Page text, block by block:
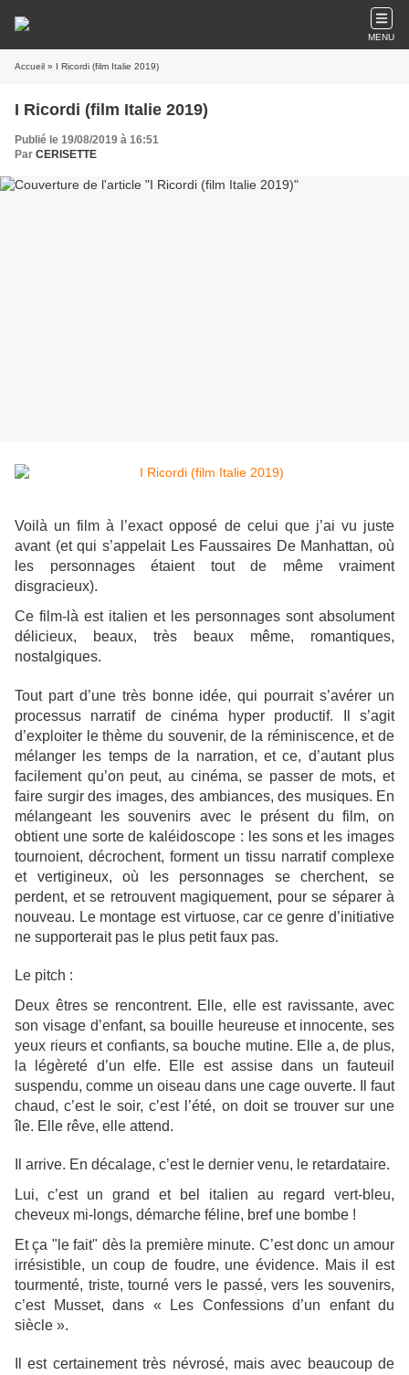
MENU
Accueil » I Ricordi (film Italie 2019)
I Ricordi (film Italie 2019)
Publié le 19/08/2019 à 16:51
Par CERISETTE
Voilà un film à l’exact opposé de celui que j’ai vu juste
avant (et qui s’appelait Les Faussaires De Manhattan, où
les personnages étaient tout de même vraiment
disgracieux).
Ce film-là est italien et les personnages sont absolument
délicieux, beaux, très beaux même, romantiques,
nostalgiques.
Tout part d’une très bonne idée, qui pourrait s’avérer un
processus narratif de cinéma hyper productif. Il s’agit
d’exploiter le thème du souvenir, de la réminiscence, et de
mélanger les temps de la narration, et ce, d’autant plus
facilement qu’on peut, au cinéma, se passer de mots, et
faire surgir des images, des ambiances, des musiques. En
mélangeant les souvenirs avec le présent du film, on
obtient une sorte de kaléidoscope : les sons et les images
tournoient, décrochent, forment un tissu narratif complexe
et vertigineux, où les personnages se cherchent, se
perdent, et se retrouvent magiquement, pour se séparer à
nouveau. Le montage est virtuose, car ce genre d’initiative
ne supporterait pas le plus petit faux pas.
Le pitch :
Deux êtres se rencontrent. Elle, elle est ravissante, avec
son visage d’enfant, sa bouille heureuse et innocente, ses
yeux rieurs et confiants, sa bouche mutine. Elle a, de plus,
la légèreté d’un elfe. Elle est assise dans un fauteuil
suspendu, comme un oiseau dans une cage ouverte. Il faut
chaud, c’est le soir, c’est l’été, on doit se trouver sur une
île. Elle rêve, elle attend.
Il arrive. En décalage, c’est le dernier venu, le retardataire.
Lui, c’est un grand et bel italien au regard vert-bleu,
cheveux mi-longs, démarche féline, bref une bombe !
Et ça "le fait" dès la première minute. C’est donc un amour
irrésistible, un coup de foudre, une évidence. Mais il est
tourmenté, triste, tourné vers le passé, vers les souvenirs,
c’est Musset, dans « Les Confessions d’un enfant du
siècle ».
Il est certainement très névrosé, mais avec beaucoup de